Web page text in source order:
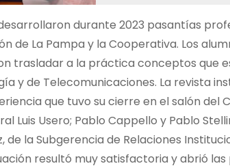
durante 2023 pasantías
de La Pampa y la Cooperativa. Los
trasladar a la práctica conceptos que
y de Telecomunicaciones. La revista
que tuvo su cierre en el salón del
Luis Usero; Pablo Cappello y Pablo
de la Subgerencia de Relaciones
resultó muy satisfactoria y abrió